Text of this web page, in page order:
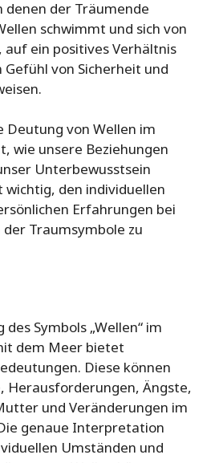
denen der Träumende
schwimmt und sich von
ein positives Verhältnis
von Sicherheit und
Deutung von Wellen im
wie unsere Beziehungen
Unterbewusstsein
wichtig, den individuellen
Erfahrungen bei
Traumsymbole zu
Symbols „Wellen“ im
dem Meer bietet
Diese können
Herausforderungen, Ängste,
und Veränderungen im
genaue Interpretation
Umständen und